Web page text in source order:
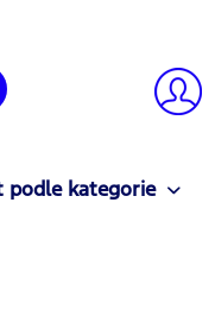
podle kategorie